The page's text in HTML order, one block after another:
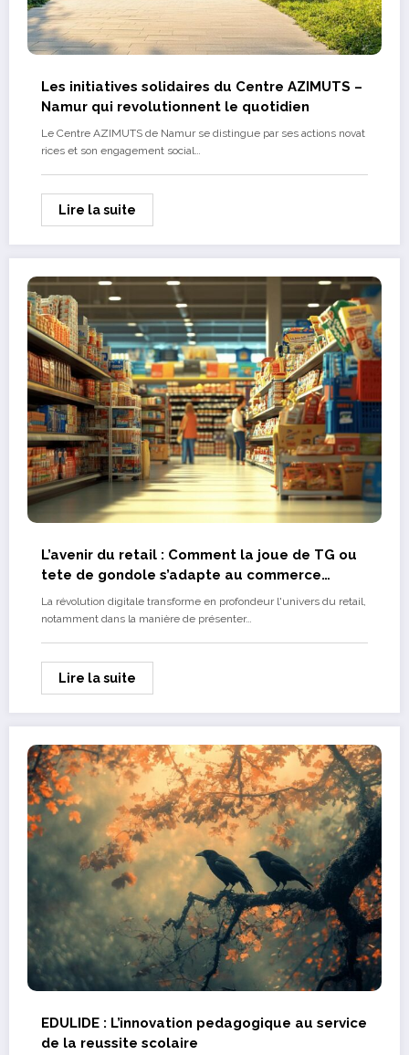
Les initiatives solidaires du Centre AZIMUTS –
Namur qui revolutionnent le quotidien
Le Centre AZIMUTS de Namur se distingue par ses actions novat
rices et son engagement social…
Lire la suite
L’avenir du retail : Comment la joue de TG ou
tete de gondole s’adapte au commerce
connecte
La révolution digitale transforme en profondeur l'univers du retail,
notamment dans la manière de présenter…
Lire la suite
EDULIDE : L’innovation pedagogique au service
de la reussite scolaire